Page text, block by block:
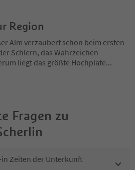
Region
Alm verzaubert schon beim ersten
Schlern, das Wahrzeichen
liegt das größte Hochplate...
Fragen zu
in Zeiten der Unterkunft